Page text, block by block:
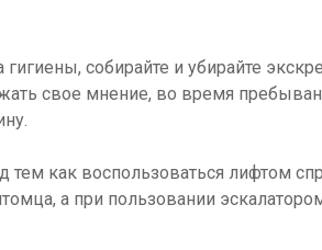
гигиены, собирайте и убирайте
свое мнение, во время
тем как воспользоваться лифтом
а при пользовании